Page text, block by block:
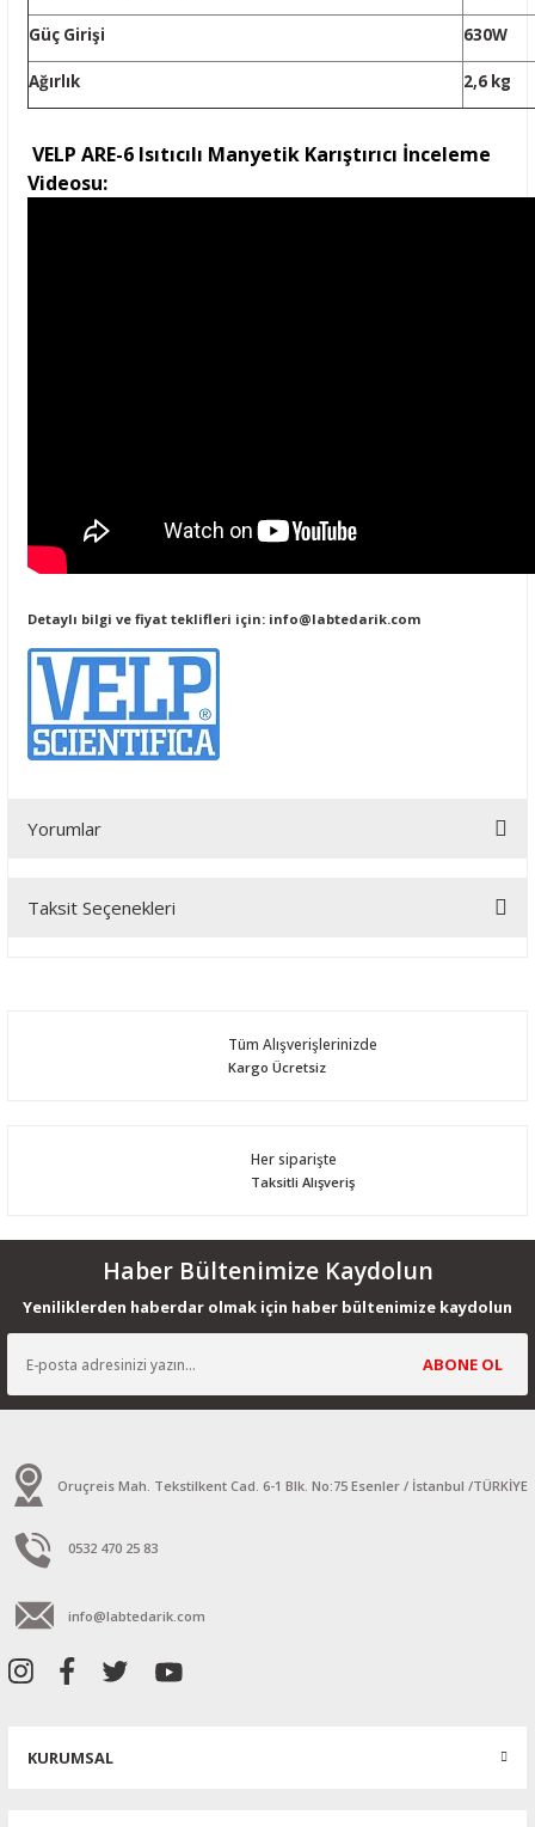
Güç Girişi 630W
Ağırlık 2,6 kg
VELP ARE-6 Isıtıcılı Manyetik Karıştırıcı İnceleme
Videosu:
Detaylı bilgi ve fiyat teklifleri için: info@labtedarik.com
Yorumlar
Taksit Seçenekleri
Tüm Alışverişlerinizde
Kargo Ücretsiz
Her siparişte
Taksitli Alışveriş
Haber Bültenimize Kaydolun
Yeniliklerden haberdar olmak için haber bültenimize kaydolun
ABONE OL
Oruçreis Mah. Tekstilkent Cad. 6-1 Blk. No:75 Esenler / İstanbul /TÜRKİYE
0532 470 25 83
info@labtedarik.com
KURUMSAL